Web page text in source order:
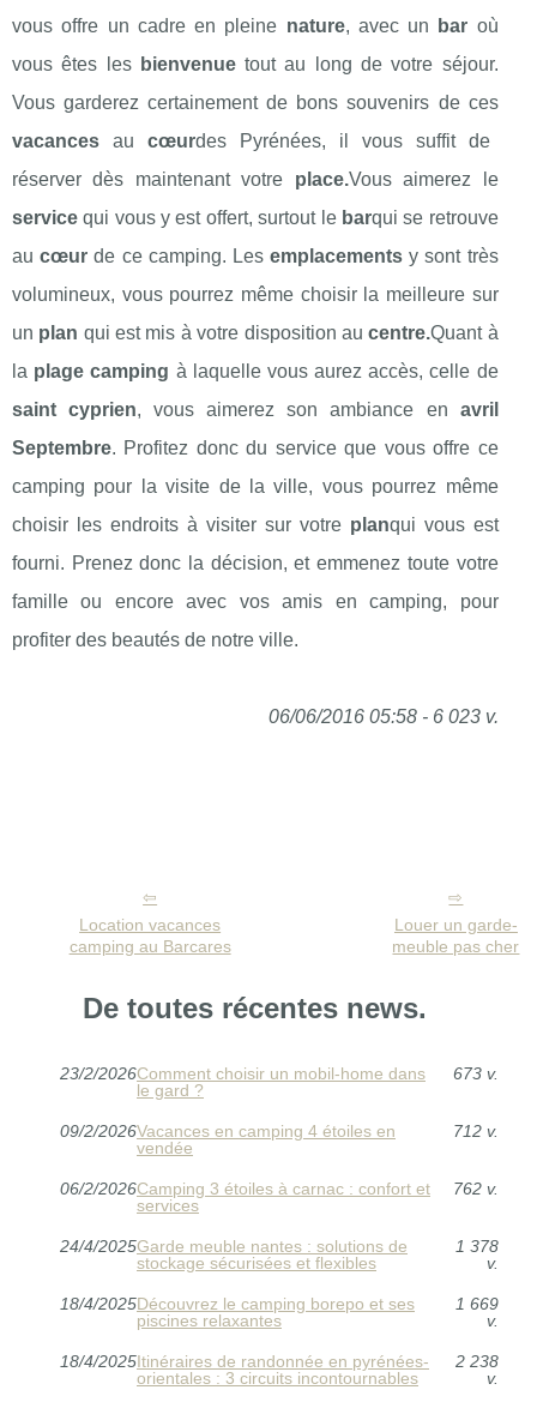
vous offre un cadre en pleine nature, avec un bar où
vous êtes lesbienvenuetout au long de votre séjour.
Vous garderez certainement de bons souvenirs de ces
vacances au cœurdes Pyrénées, il vous suffit de
réserver dès maintenant votre place.Vous aimerez le
service qui vous y est offert, surtout le barqui se retrouve
au cœur de ce camping. Lesemplacements y sont très
volumineux, vous pourrez même choisir la meilleure sur
un plan qui est mis à votre disposition aucentre.Quant à
la plage camping à laquelle vous aurez accès, celle de
saint cyprien, vous aimerez son ambiance en avril
Septembre. Profitez donc du service que vous offre ce
camping pour la visite de la ville, vous pourrez même
choisir les endroits à visiter sur votre planqui vous est
fourni. Prenez donc la décision, et emmenez toute votre
famille ou encore avec vos amis en camping, pour
profiter des beautés de notre ville.
06/06/2016 05:58 - 6 023 v.
Location vacances
camping au Barcares
Louer un garde-
meuble pas cher
De toutes récentes news.
23/2/2026Comment choisir un mobil-home dans
le gard ?
673 v.
09/2/2026Vacances en camping 4 étoiles en
vendée
712 v.
06/2/2026Camping 3 étoiles à carnac : confort et
services
762 v.
24/4/2025Garde meuble nantes : solutions de
stockage sécurisées et flexibles
1 378
v.
18/4/2025Découvrez le camping borepo et ses
piscines relaxantes
1 669
v.
18/4/2025Itinéraires de randonnée en pyrénées-
orientales : 3 circuits incontournables
2 238
v.